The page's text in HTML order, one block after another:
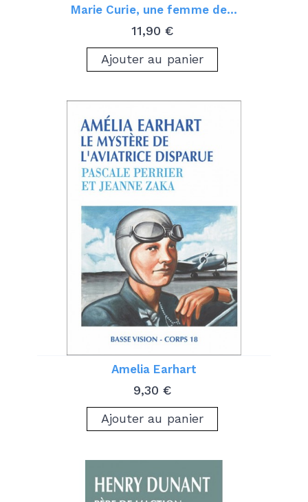
Marie Curie, une femme de...
Prix
11,90 €
Ajouter au panier
Amelia Earhart
Prix
9,30 €
Ajouter au panier